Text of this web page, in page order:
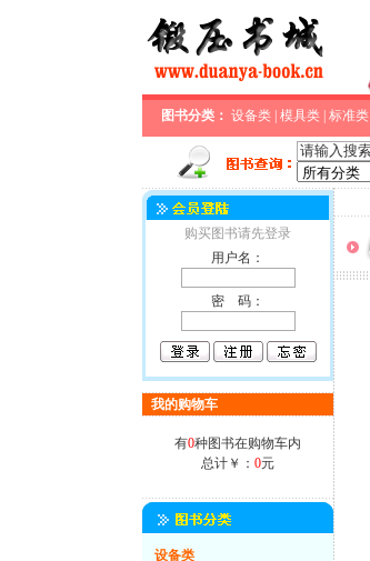
图书分类： 设备类 模具类 标准类
购买图书请先登录
用户名：
密 码：
我的购物车
有0种图书在购物车内
总计￥： 0元
设备类